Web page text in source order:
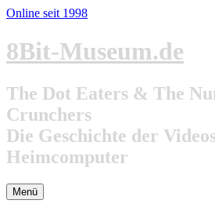
Online seit 1998
Zum
Inhalt
8Bit-Museum.de
The Dot Eaters & The
Crunchers
Die Geschichte der
Heimcomputer
Menü